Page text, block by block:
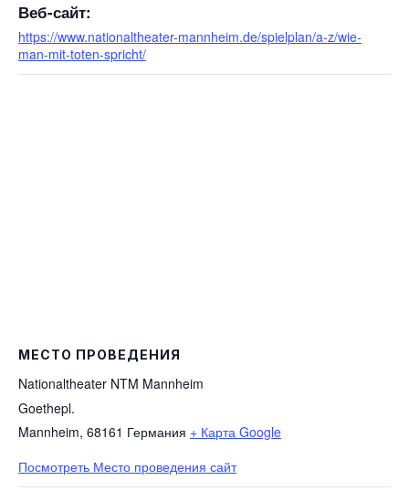
Веб-сайт:
https://www.nationaltheater-mannheim.de/spielplan/a-z/wie-
man-mit-toten-spricht/
МЕСТО ПРОВЕДЕНИЯ
Nationaltheater NTM Mannheim
Goethepl.
Mannheim, 68161 Германия + Карта Google
Посмотреть Место проведения сайт